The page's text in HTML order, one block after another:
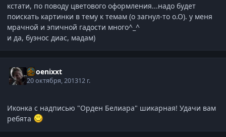
кстати, по поводу цветового оформления...надо будет
поискать картинки в тему к темам (о загнул-то о.О). у меня
мрачной и эпичной гадости много^_^
и да, буэнос диас, мадам)
phoenixxt
20 октября, 201312 г.
Иконка с надписью "Орден Белиара" шикарная! Удачи вам
ребята